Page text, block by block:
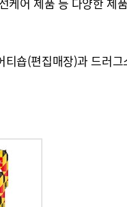
숍(편집매장)과 드러